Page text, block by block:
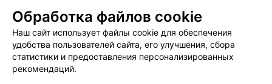
Медицинский маркетинг
Публичный договор
Пользовательское соглашение
Способы оплаты
Вакансии
Партнеры
Написать руководителю 103.by
Обработка файлов cookie
Наш сайт использует файлы cookie для обеспечения
удобства пользователей сайта, его улучшения, сбора
статистики и предоставления персонализированных
рекомендаций.